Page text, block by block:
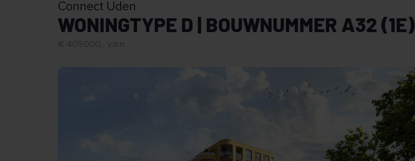
Connect Uden
WONINGTYPE D | BOUWNUMMER A32 (1E)
€ 405.000,- v.o.n.